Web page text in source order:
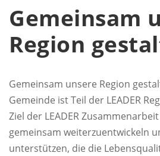
Gemeinsam
Region
Gemeinsam unsere Region
Gemeinde ist Teil der LEADER
Ziel der LEADER
gemeinsam weiterzuentwickeln
unterstützen, die die